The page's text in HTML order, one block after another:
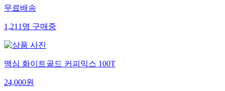
무료배송
1,211 명 구매중
맥심 화이트골드 커피믹스 100T
24,000원